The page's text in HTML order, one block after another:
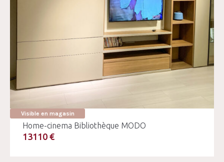
Visible en magasin
Home-cinema Bibliothèque MODO
13110 €